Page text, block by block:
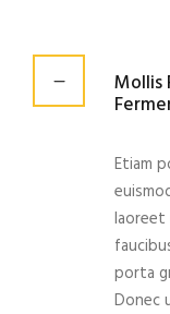
Mollis
Etiam
laoreet
porta
Donec